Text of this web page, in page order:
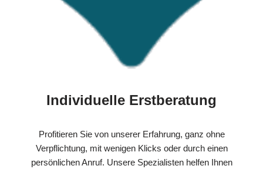
Individuelle Erstberatung
Profitieren Sie von unserer Erfahrung, ganz ohne
Verpflichtung, mit wenigen Klicks oder durch einen
persönlichen Anruf. Unsere Spezialisten helfen Ihnen